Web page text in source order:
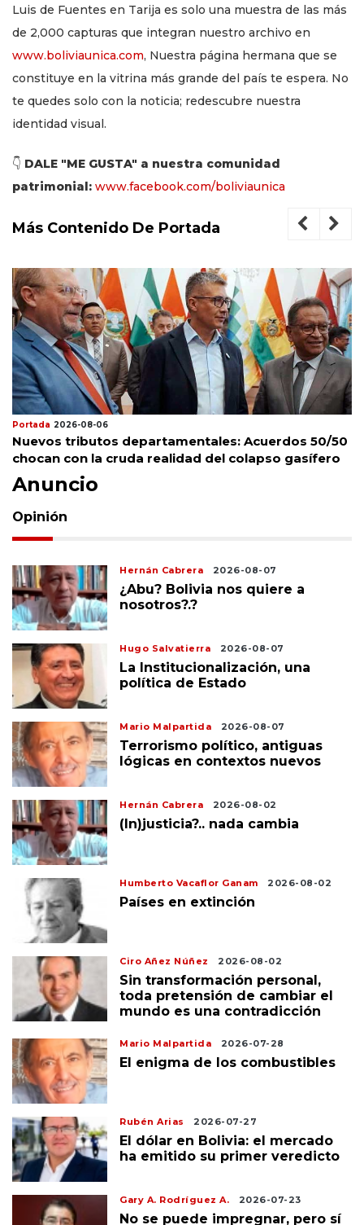
Luis de Fuentes en Tarija es solo una muestra de las más
de 2,000 capturas que integran nuestro archivo en
www.boliviaunica.com, Nuestra página hermana que se
constituye en la vitrina más grande del país te espera. No
te quedes solo con la noticia; redescubre nuestra
identidad visual.
👇 DALE "ME GUSTA" a nuestra comunidad
patrimonial: www.facebook.com/boliviaunica
Más Contenido De Portada
Portada 2026-08-06
Nuevos tributos departamentales: Acuerdos 50/50
chocan con la cruda realidad del colapso gasífero
Anuncio
Opinión
Hernán Cabrera 2026-08-07
¿Abu? Bolivia nos quiere a
nosotros?.?
Hugo Salvatierra 2026-08-07
La Institucionalización, una
política de Estado
Mario Malpartida 2026-08-07
Terrorismo político, antiguas
lógicas en contextos nuevos
Hernán Cabrera 2026-08-02
(In)justicia?.. nada cambia
Humberto Vacaflor Ganam 2026-08-02
Países en extinción
Ciro Añez Núñez 2026-08-02
Sin transformación personal,
toda pretensión de cambiar el
mundo es una contradicción
Mario Malpartida 2026-07-28
El enigma de los combustibles
Rubén Arias 2026-07-27
El dólar en Bolivia: el mercado
ha emitido su primer veredicto
Gary A. Rodríguez A. 2026-07-23
No se puede impregnar, pero sí